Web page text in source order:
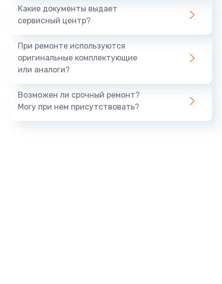
Какие документы выдает
сервисный центр?
При ремонте используются
оригинальные комплектующие
или аналоги?
Возможен ли срочный ремонт?
Могу при нем присутствовать?